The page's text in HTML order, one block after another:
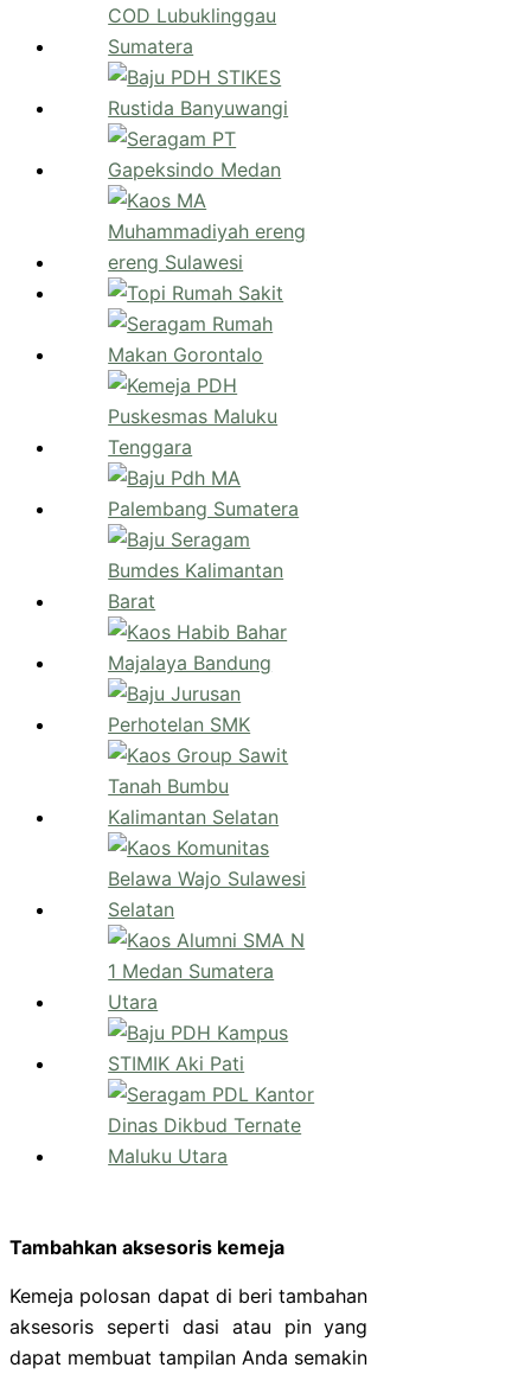
Tambahkan aksesoris kemeja
Kemeja polosan dapat di beri tambahan
aksesoris seperti dasi atau pin yang
dapat membuat tampilan Anda semakin